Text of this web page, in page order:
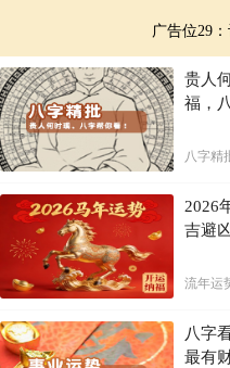
广告位29
贵人
福，
八字精
2026
吉避
流年运
八字
最有